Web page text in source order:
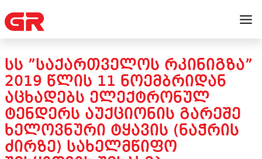
ᲡᲡ ”ᲡᲐᲥᲐᲠᲗᲕᲔᲚᲝᲡ ᲠᲙᲘᲜᲘᲒᲖᲐ”
2019 ᲬᲚᲘᲡ 11 ᲜᲝᲔᲛᲑᲠᲘᲓᲐᲜ
ᲐᲪᲮᲐᲓᲔᲑᲡ ᲔᲚᲔᲥᲢᲠᲝᲜᲣᲚ
ᲢᲔᲜᲓᲔᲠᲡ ᲐᲣᲥᲪᲘᲝᲜᲘᲡ ᲒᲐᲠᲔᲨᲔ
ᲮᲔᲚᲝᲕᲜᲣᲠᲘ ᲢᲧᲐᲕᲘᲡ (ᲜᲐᲭᲠᲘᲡ
ᲫᲘᲠᲖᲔ) ᲡᲐᲮᲔᲚᲛᲬᲘᲤᲝ